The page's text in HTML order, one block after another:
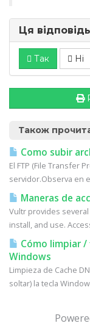
Ця
Так Ні
Також
Como subir
El FTP (File Transfer
servidor.Observa en
Maneras de
Vultr provides
install, and use.
Cómo limpiar /
Windows
Limpieza de Cache
soltar) la tecla